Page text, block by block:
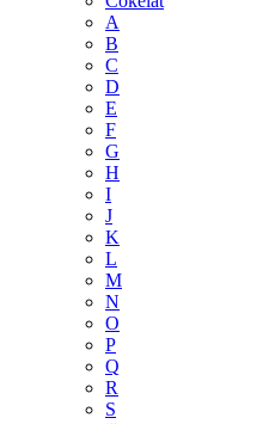
A
B
C
D
E
F
G
H
I
J
K
L
M
N
O
P
Q
R
S